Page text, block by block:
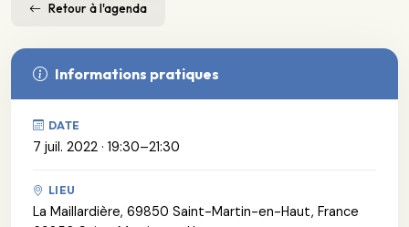
Retour à l'agenda
Informations pratiques
DATE
7 juil. 2022 · 19:30–21:30
LIEU
La Maillardière, 69850 Saint-Martin-en-Haut, France